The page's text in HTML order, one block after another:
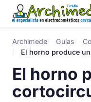
Archimede Guías
El horno produce
El horno